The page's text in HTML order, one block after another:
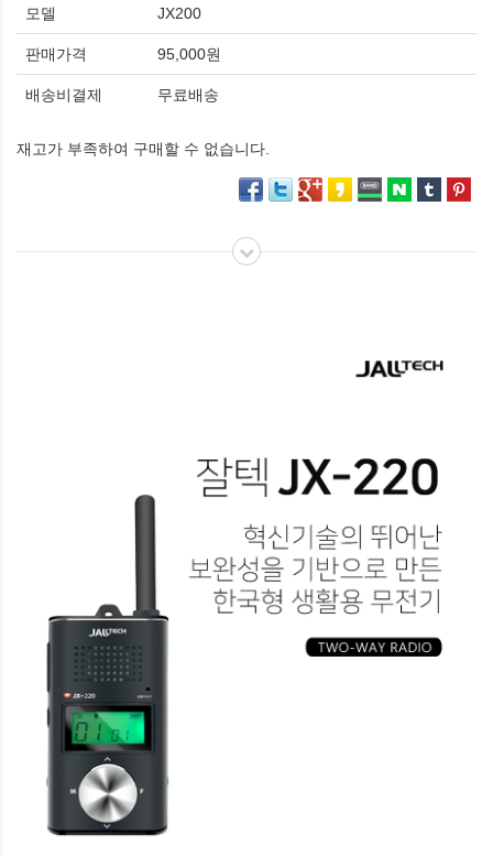
모델 JX200
판매가격 95,000원
배송비결제 무료배송
재고가 부족하여 구매할 수 없습니다.